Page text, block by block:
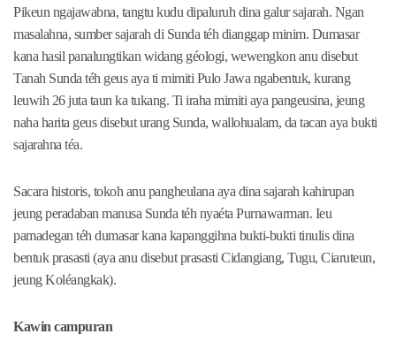
Pikeun ngajawabna, tangtu kudu dipaluruh dina galur sajarah. Ngan
masalahna, sumber sajarah di Sunda téh dianggap minim. Dumasar
kana hasil panalungtikan widang géologi, wewengkon anu disebut
Tanah Sunda téh geus aya ti mimiti Pulo Jawa ngabentuk, kurang
leuwih 26 juta taun ka tukang. Ti iraha mimiti aya pangeusina, jeung
naha harita geus disebut urang Sunda, wallohualam, da tacan aya bukti
sajarahna téa.
Sacara historis, tokoh anu pangheulana aya dina sajarah kahirupan
jeung peradaban manusa Sunda téh nyaéta Purnawarman. Ieu
pamadegan téh dumasar kana kapanggihna bukti-bukti tinulis dina
bentuk prasasti (aya anu disebut prasasti Cidangiang, Tugu, Ciaruteun,
jeung Koléangkak).
Kawin campuran